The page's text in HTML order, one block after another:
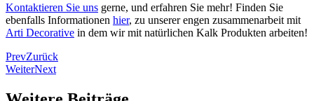
Kontaktieren Sie uns gerne, und erfahren Sie mehr! Finden Sie
ebenfalls Informationen hier, zu unserer engen zusammenarbeit mit
Arti Decorative in dem wir mit natürlichen Kalk Produkten arbeiten!
PrevZurück
WeiterNext